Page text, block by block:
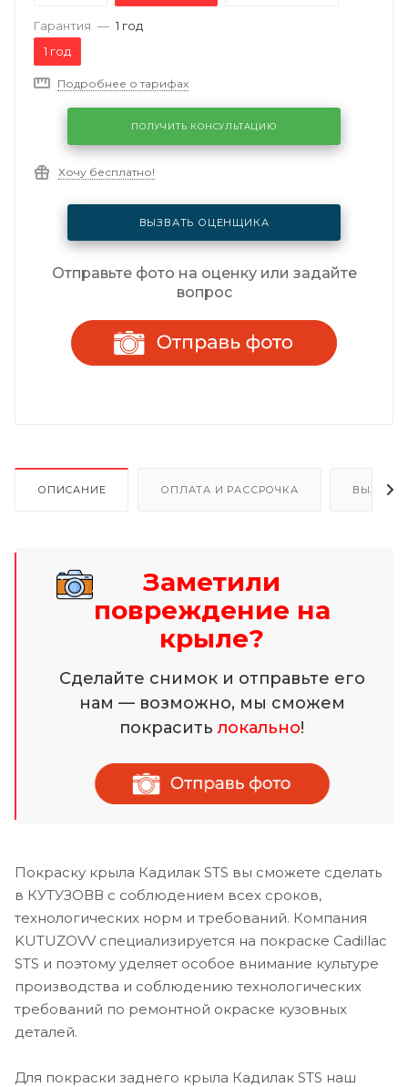
Гарантия — 1 год
1 год
Подробнее о тарифах
ПОЛУЧИТЬ КОНСУЛЬТАЦИЮ
Хочу бесплатно!
ВЫЗВАТЬ ОЦЕНЩИКА
Отправьте фото на оценку или задайте
вопрос
ОПИСАНИЕ ОПЛАТА И РАССРОЧКА ВЫЗОВ
Заметили
повреждение на
крыле?
Сделайте снимок и отправьте его
нам — возможно, мы сможем
покраситьлокально!
Покраску крыла Кадилак STS вы сможете сделать
в КУТУЗОВВ с соблюдением всех сроков,
технологических норм и требований. Компания
KUTUZOVV специализируется на покраске Cadillac
STS и поэтому уделяет особое внимание культуре
производства и соблюдению технологических
требований по ремонтной окраске кузовных
деталей.
Для покраски заднего крыла Кадилак STS наш